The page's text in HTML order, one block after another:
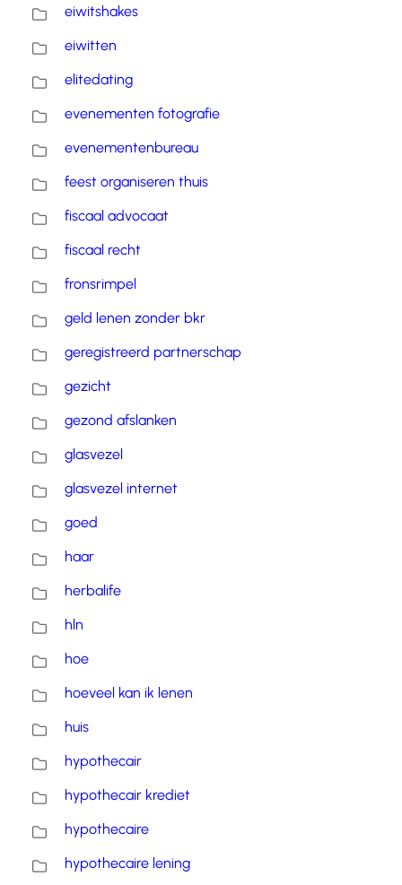
eiwitshakes
eiwitten
elitedating
evenementen fotografie
evenementenbureau
feest organiseren thuis
fiscaal advocaat
fiscaal recht
fronsrimpel
geld lenen zonder bkr
geregistreerd partnerschap
gezicht
gezond afslanken
glasvezel
glasvezel internet
goed
haar
herbalife
hln
hoe
hoeveel kan ik lenen
huis
hypothecair
hypothecair krediet
hypothecaire
hypothecaire lening